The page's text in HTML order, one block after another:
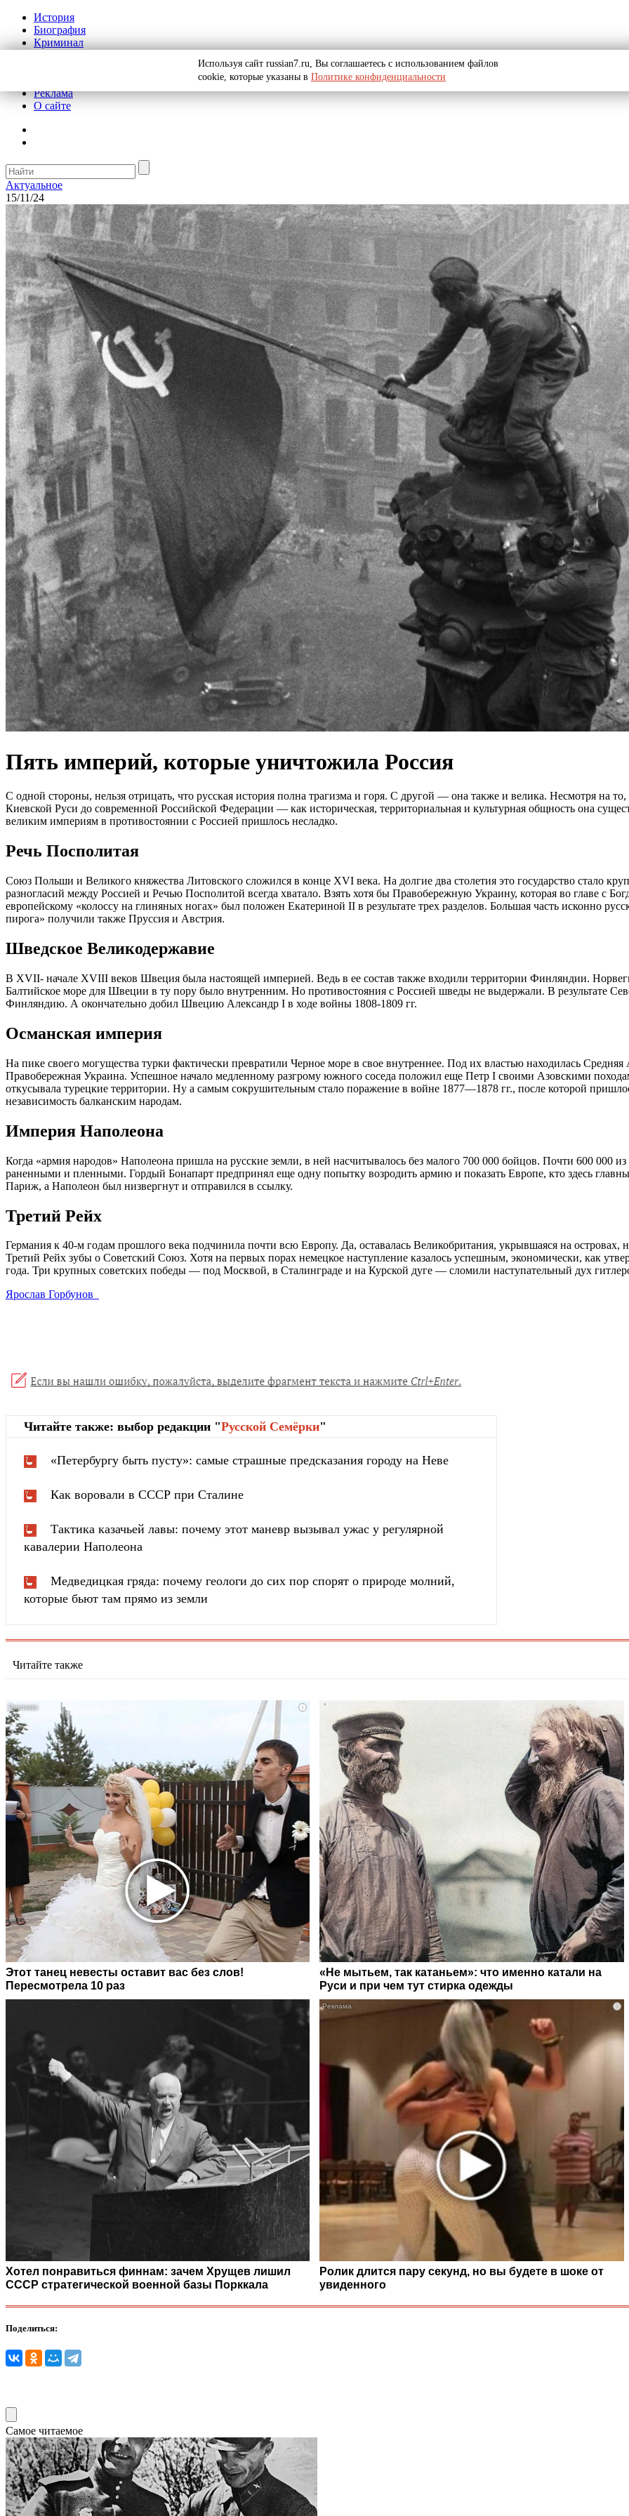
История
Биография
Криминал
Реклама
О сайте
Актуальное
15/11/24
Пять империй, которые уничтожила Россия
С одной стороны, нельзя отрицать, что русская история полна трагизма и горя. С другой — она также и велика. Несмотря на
Киевской Руси до современной Российской Федерации — как историческая, территориальная и культурная общность она
великим империям в противостоянии с Россией пришлось несладко.
Речь Посполитая
Союз Польши и Великого княжества Литовского сложился в конце XVI века. На долгие два столетия это государство стало
разногласий между Россией и Речью Посполитой всегда хватало. Взять хотя бы Правобережную Украину, которая во главе с
европейскому «колоссу на глиняных ногах» был положен Екатериной II в результате трех разделов. Большая часть исконно
пирога» получили также Пруссия и Австрия.
Шведское Великодержавие
В XVII- начале XVIII веков Швеция была настоящей империей. Ведь в ее состав также входили территории Финляндии.
Балтийское море для Швеции в ту пору было внутренним. Но противостояния с Россией шведы не выдержали. В результате
Финляндию. А окончательно добил Швецию Александр I в ходе войны 1808-1809 гг.
Османская империя
На пике своего могущества турки фактически превратили Черное море в свое внутреннее. Под их властью находилась
Правобережная Украина. Успешное начало медленному разгрому южного соседа положил еще Петр I своими Азовскими
откусывала турецкие территории. Ну а самым сокрушительным стало поражение в войне 1877—1878 гг., после которой
независимость балканским народам.
Империя Наполеона
Когда «армия народов» Наполеона пришла на русские земли, в ней насчитывалось без малого 700 000 бойцов. Почти 600 000
раненными и пленными. Гордый Бонапарт предпринял еще одну попытку возродить армию и показать Европе, кто здесь
Париж, а Наполеон был низвергнут и отправился в ссылку.
Третий Рейх
Германия к 40-м годам прошлого века подчинила почти всю Европу. Да, оставалась Великобритания, укрывшаяся на островах,
Третий Рейх зубы о Советский Союз. Хотя на первых порах немецкое наступление казалось успешным, экономически, как
года. Три крупных советских победы — под Москвой, в Сталинграде и на Курской дуге — сломили наступательный дух
Ярослав Горбунов
Читайте также: выбор редакции "Русской Cемёрки"
«Петербургу быть пусту»: самые страшные предсказания городу на Неве
Как воровали в СССР при Сталине
Тактика казачьей лавы: почему этот маневр вызывал ужас у регулярной
кавалерии Наполеона
Медведицкая гряда: почему геологи до сих пор спорят о природе молний,
которые бьют там прямо из земли
Читайте также
i
Этот танец невесты оставит вас без слов!
Пересмотрела 10 раз
«Не мытьем, так катаньем»: что именно катали на
Руси и при чем тут стирка одежды
Хотел понравиться финнам: зачем Хрущев лишил
СССР стратегической военной базы Порккала
i
Ролик длится пару секунд, но вы будете в шоке от
увиденного
Поделиться:
Самое читаемое
Используя сайт russian7.ru, Вы соглашаетесь с использованием файлов
cookie, которые указаны в Политике конфиденциальности